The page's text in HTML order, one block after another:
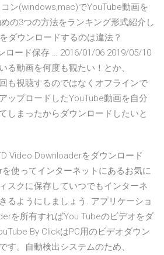
ン(windows,mac)でYouTube動画を
の3つの方法をランキング形式紹介し
ダウンロードするのは違法？
ロード保存 … 2016/01/06 2019/05/10
る動画を何度も観たい！とか、
も視聴するのではなくオフラインで
ップロードしたYouTube動画を自分
しまったからダウンロードしたいと
Video Downloaderをダウンロード
使ってインターネットにあるお気に
スクに保存していつでもインターネ
るようにしましょう. アプリケーショ
を所有すればYou Tubeのビデオをダ
By ClickはPC用のビデオダウン
す。自動検出システムのため、